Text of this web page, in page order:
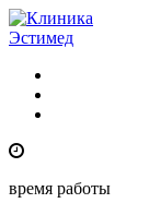
время работы